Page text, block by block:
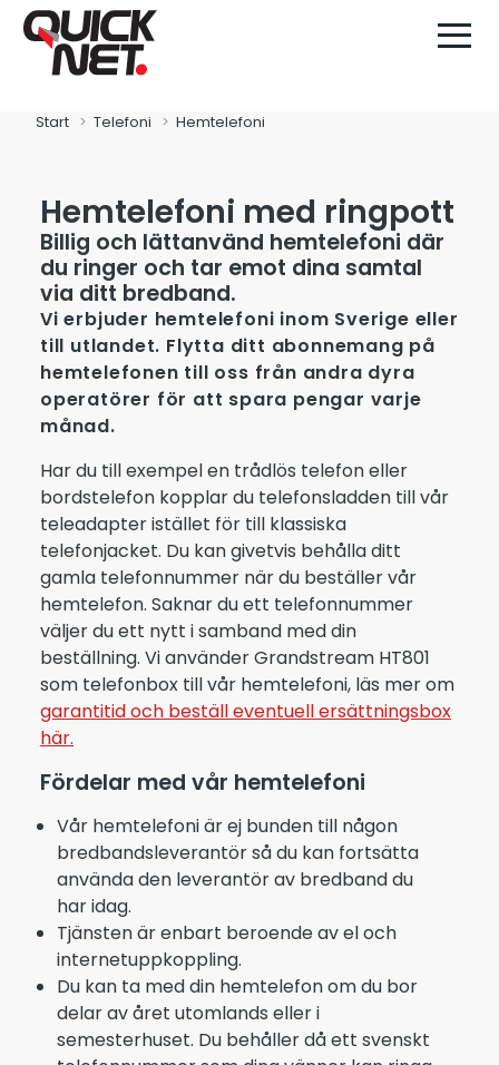
Start Telefoni Hemtelefoni
Hemtelefoni med ringpott
Billig och lättanvänd hemtelefoni där
du ringer och tar emot dina samtal
via ditt bredband.
Vi erbjuder hemtelefoni inom Sverige eller
till utlandet. Flytta ditt abonnemang på
hemtelefonen till oss från andra dyra
operatörer för att spara pengar varje
månad.
Har du till exempel en trådlös telefon eller
bordstelefon kopplar du telefonsladden till vår
teleadapter istället för till klassiska
telefonjacket. Du kan givetvis behålla ditt
gamla telefonnummer när du beställer vår
hemtelefon. Saknar du ett telefonnummer
väljer du ett nytt i samband med din
beställning. Vi använder Grandstream HT801
som telefonbox till vår hemtelefoni, läs mer om
garantitid och beställ eventuell ersättningsbox
här.
Fördelar med vår hemtelefoni
Vår hemtelefoni är ej bunden till någon
bredbandsleverantör så du kan fortsätta
använda den leverantör av bredband du
har idag.
Tjänsten är enbart beroende av el och
internetuppkoppling.
Du kan ta med din hemtelefon om du bor
delar av året utomlands eller i
semesterhuset. Du behåller då ett svenskt